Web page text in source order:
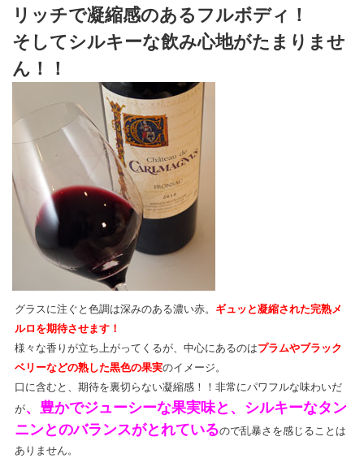
リッチで凝縮感のあるフルボディ！
そしてシルキーな飲み心地がたまりませ
ん！！
グラスに注ぐと色調は深みのある濃い赤。 ギュッと凝縮された完熟メ
ルロを期待させます！
様々な香りが立ち上がってくるが、中心にあるのはプラムやブラック
ベリーなどの熟した黒色の果実のイメージ。
口に含むと、期待を裏切らない凝縮感！！非常にパワフルな味わいだ
が、豊かでジューシーな果実味と、シルキーなタン
ニンとのバランスがとれているので乱暴さを感じることは
ありません。